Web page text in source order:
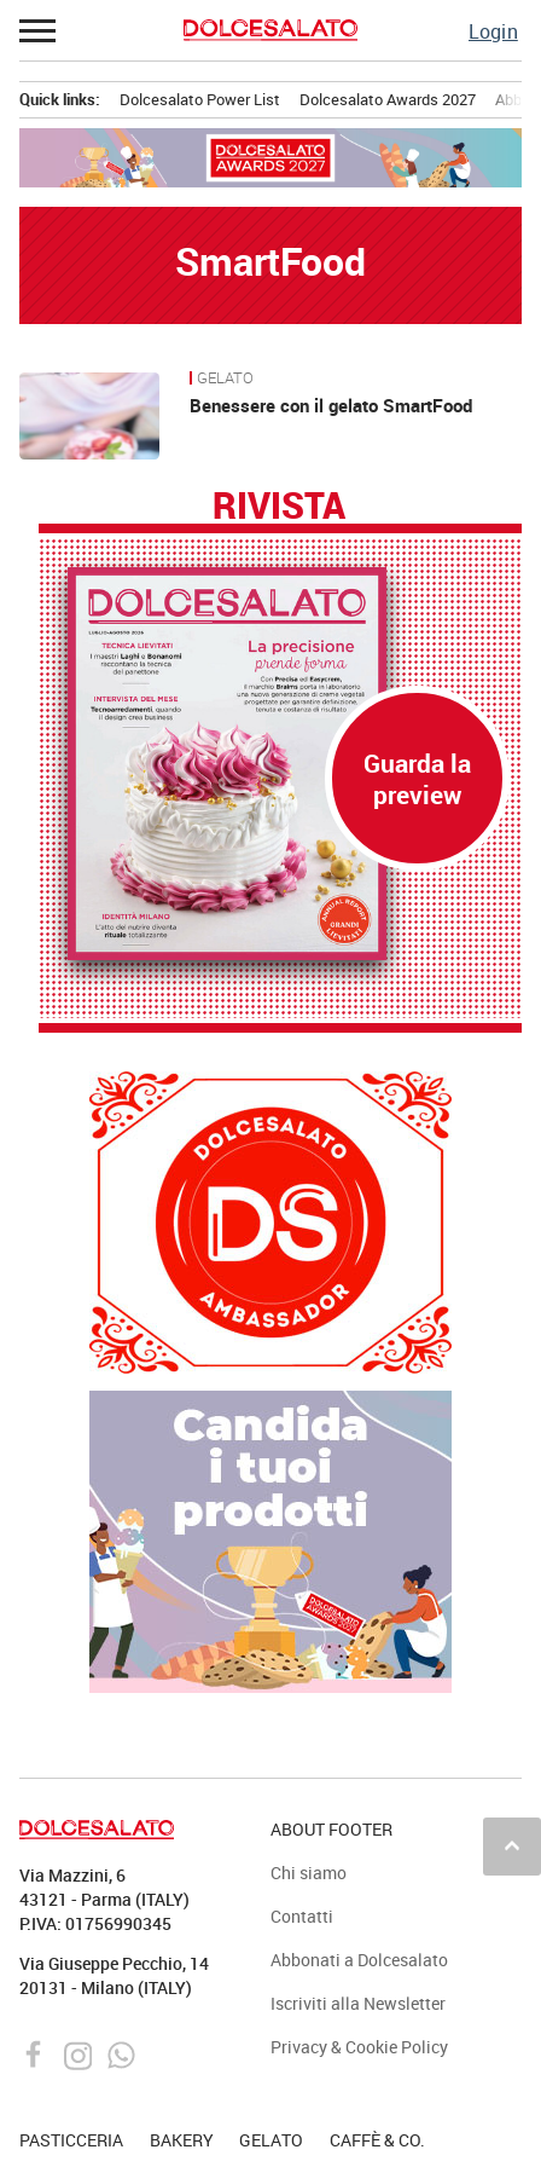
Passa
al
Login
principale
Quick links: Dolcesalato Power List Dolcesalato Awards 2027
SmartFood
News GELATO
Benessere con il gelato SmartFood
RIVISTA
keyboard_arrow_up
Via Mazzini, 6
43121 - Parma (ITALY)
P.IVA: 01756990345
Via Giuseppe Pecchio, 14
20131 - Milano (ITALY)
ABOUT FOOTER
Chi siamo
Contatti
Abbonati a Dolcesalato
Iscriviti alla Newsletter
Privacy & Cookie Policy
PASTICCERIA BAKERY GELATO CAFFÈ & CO.